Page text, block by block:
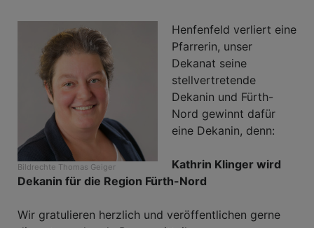
Bildrechte Thomas Geiger
Henfenfeld verliert eine
Pfarrerin, unser
Dekanat seine
stellvertretende
Dekanin und Fürth-
Nord gewinnt dafür
eine Dekanin, denn:
Kathrin Klinger wird
Dekanin für die Region Fürth-Nord
Wir gratulieren herzlich und veröffentlichen gerne